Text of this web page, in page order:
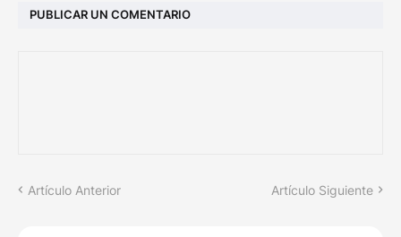
PUBLICAR UN COMENTARIO
Artículo Anterior Artículo Siguiente